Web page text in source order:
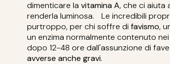
dimenticare la vitamina A, che ci aiuta
renderla luminosa. Le incredibili
purtroppo, per chi soffre di favismo,
un enzima normalmente contenuto
dopo 12-48 ore dall'assunzione di
avverse anche gravi.